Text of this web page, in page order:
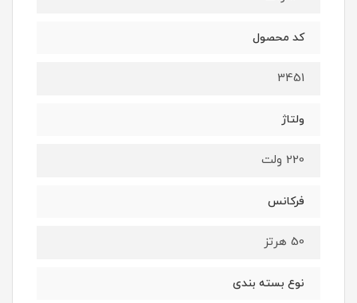
کد محصول
3451
ولتاژ
220 ولت
فرکانس
50 هرتز
نوع بسته بندی